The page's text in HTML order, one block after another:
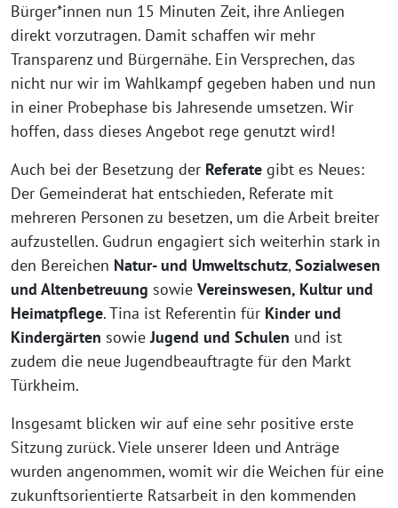
Bürger*innen nun 15 Minuten Zeit, ihre Anliegen
direkt vorzutragen. Damit schaffen wir mehr
Transparenz und Bürgernähe. Ein Versprechen, das
nicht nur wir im Wahlkampf gegeben haben und nun
in einer Probephase bis Jahresende umsetzen. Wir
hoffen, dass dieses Angebot rege genutzt wird!
Auch bei der Besetzung der Referate gibt es Neues:
Der Gemeinderat hat entschieden, Referate mit
mehreren Personen zu besetzen, um die Arbeit breiter
aufzustellen. Gudrun engagiert sich weiterhin stark in
den Bereichen Natur- und Umweltschutz,Sozialwesen
und Altenbetreuung sowie Vereinswesen, Kultur und
Heimatpflege. Tina ist Referentin für Kinder und
Kindergärten sowieJugend und Schulen und ist
zudem die neue Jugendbeauftragte für den Markt
Türkheim.
Insgesamt blicken wir auf eine sehr positive erste
Sitzung zurück. Viele unserer Ideen und Anträge
wurden angenommen, womit wir die Weichen für eine
zukunftsorientierte Ratsarbeit in den kommenden